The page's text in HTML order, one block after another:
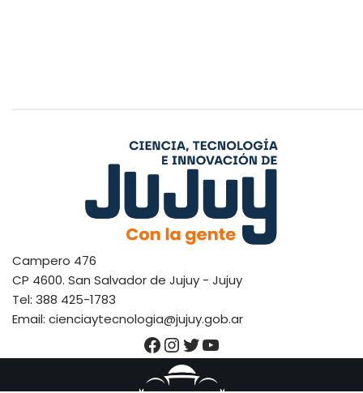
Campero 476
CP 4600. San Salvador de Jujuy - Jujuy
Tel: 388 425-1783
Email: cienciaytecnologia@jujuy.gob.ar